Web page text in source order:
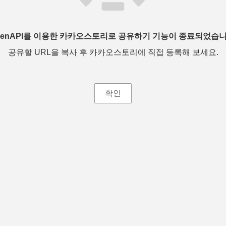
를 이용한 카카오스토리로 공유하기 기능이 종료되었습
공유할 URL을 복사 후 카카오스토리에 직접 등록해 보세요.
확인